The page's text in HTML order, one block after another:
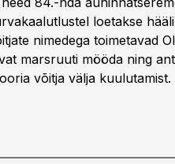
loetakse
nimedega toimetavad
marsruuti mööda ning
võitja välja kuulutamist.